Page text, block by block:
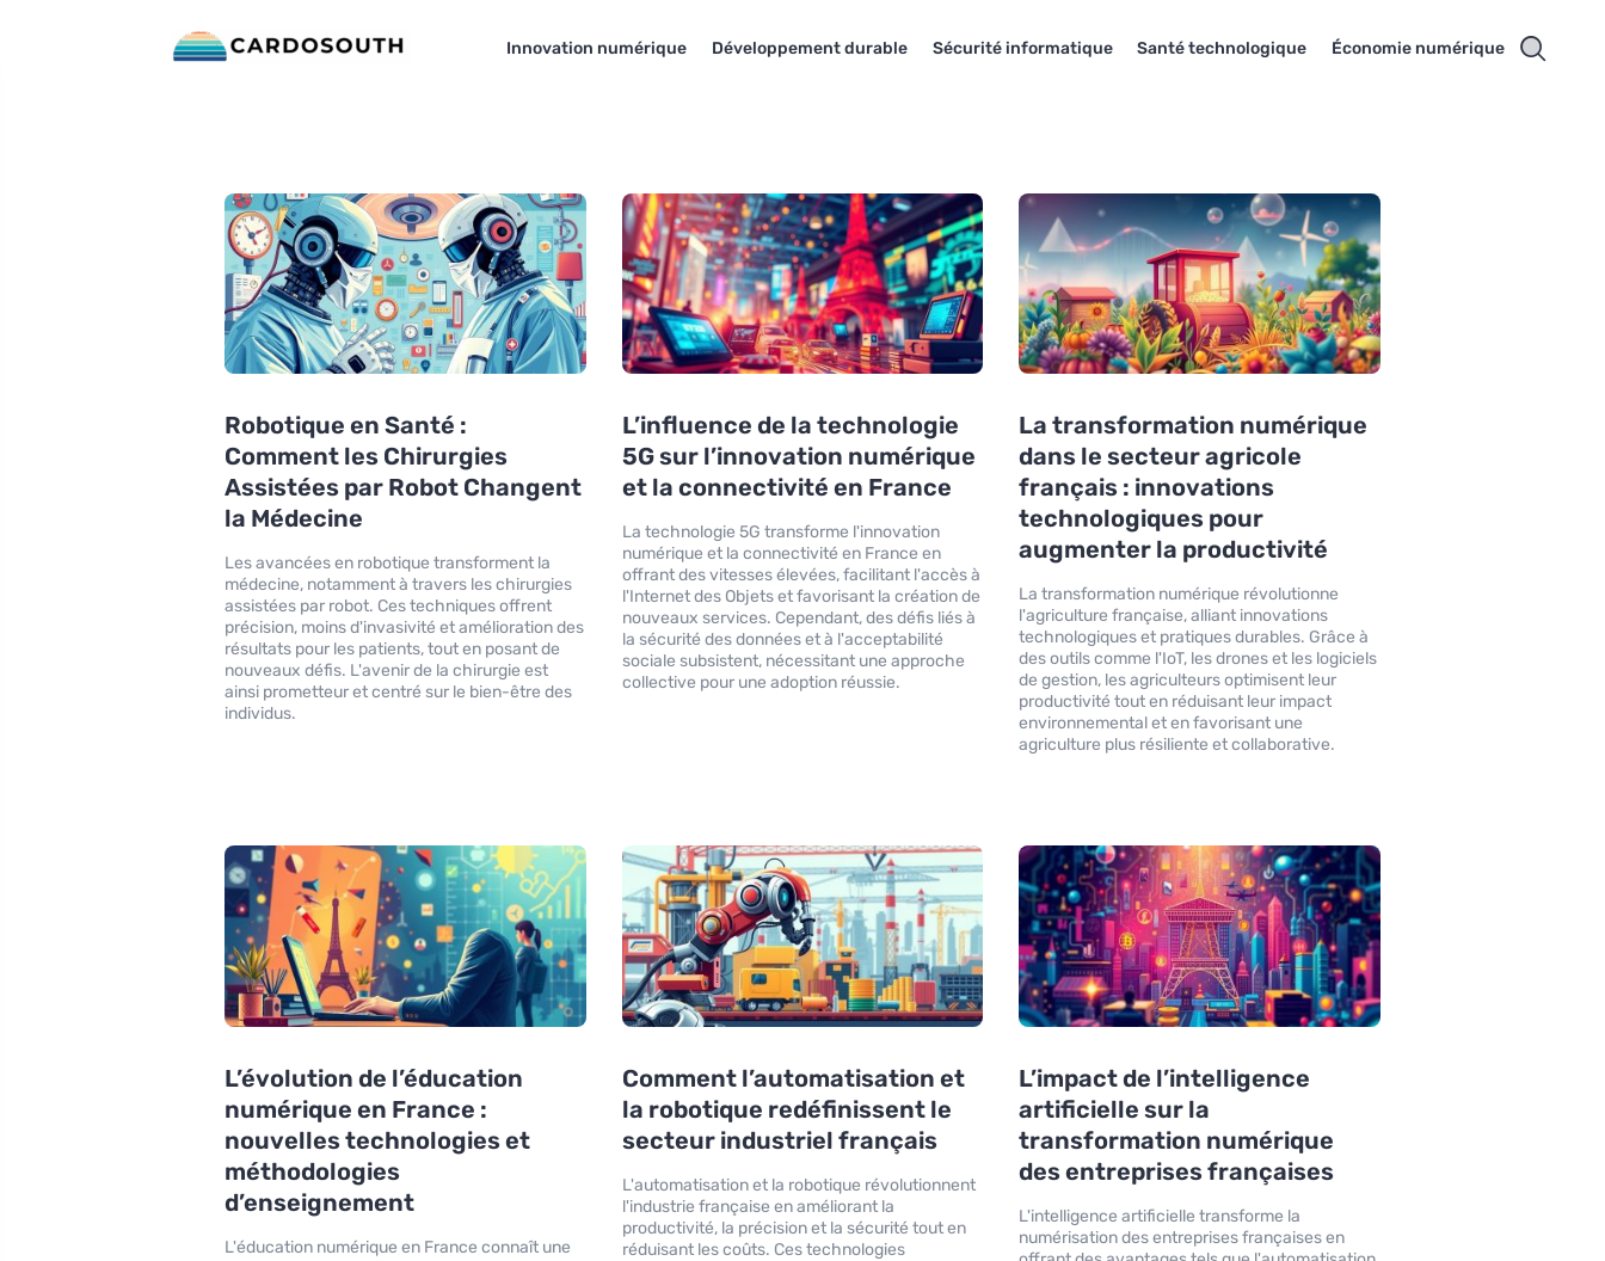
Innovation numérique Développement durable Sécurité informatique Santé technologique Économie numérique
Robotique en Santé :
Comment les Chirurgies
Assistées par Robot Changent
la Médecine
Les avancées en robotique transforment la
médecine, notamment à travers les chirurgies
assistées par robot. Ces techniques offrent
précision, moins d'invasivité et amélioration des
résultats pour les patients, tout en posant de
nouveaux défis. L'avenir de la chirurgie est
ainsi prometteur et centré sur le bien-être des
individus.
L’influence de la technologie
5G sur l’innovation numérique
et la connectivité en France
La technologie 5G transforme l'innovation
numérique et la connectivité en France en
offrant des vitesses élevées, facilitant l'accès à
l'Internet des Objets et favorisant la création de
nouveaux services. Cependant, des défis liés à
la sécurité des données et à l'acceptabilité
sociale subsistent, nécessitant une approche
collective pour une adoption réussie.
La transformation numérique
dans le secteur agricole
français : innovations
technologiques pour
augmenter la productivité
La transformation numérique révolutionne
l'agriculture française, alliant innovations
technologiques et pratiques durables. Grâce à
des outils comme l'IoT, les drones et les logiciels
de gestion, les agriculteurs optimisent leur
productivité tout en réduisant leur impact
environnemental et en favorisant une
agriculture plus résiliente et collaborative.
L’évolution de l’éducation
numérique en France :
nouvelles technologies et
méthodologies
d’enseignement
L'éducation numérique en France connaît une
Comment l’automatisation et
la robotique redéfinissent le
secteur industriel français
L'automatisation et la robotique révolutionnent
l'industrie française en améliorant la
productivité, la précision et la sécurité tout en
réduisant les coûts. Ces technologies
L’impact de l’intelligence
artificielle sur la
transformation numérique
des entreprises françaises
L'intelligence artificielle transforme la
numérisation des entreprises françaises en